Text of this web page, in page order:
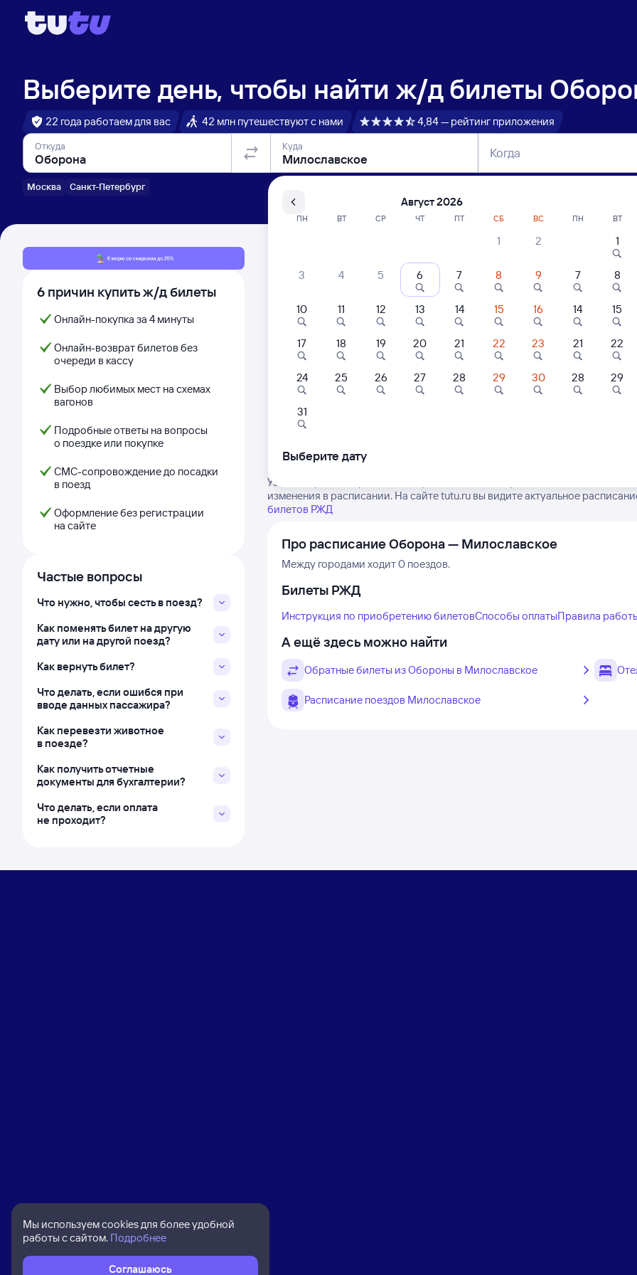
Выберите день, чтобы найти ж/д билеты
22 года работаем для вас 42 млн путешествуют с нами 4,84 — рейтинг приложения
Откуда
Москва Санкт-Петербург
Куда Когда
6 причин купить ж/д билеты
Онлайн-покупка за 4 минуты
Онлайн-возврат билетов без
очереди в кассу
Выбор любимых мест на схемах
вагонов
Подробные ответы на вопросы
о поездке или покупке
СМС-сопровождение до посадки
в поезд
Оформление без регистрации
на сайте
Частые вопросы
Что нужно, чтобы сесть в поезд?
Как поменять билет на другую
дату или на другой поезд?
Как вернуть билет?
Что делать, если ошибся при
вводе данных пассажира?
Как перевезти животное
в поезде?
Как получить отчетные
документы для бухгалтерии?
Что делать, если оплата
не проходит?
Расписание поездов Оборона —
Нет рейсов по
Узнайте время отправления и прибытия пассажирских поездов РЖД из
изменения в расписании. На сайте tutu.ru вы видите актуальное
билетов РЖД
Про расписание Оборона — Милославское
Между городами ходит 0 поездов.
Билеты РЖД
Инструкция по приобретению билетовСпособы оплатыПравила
А ещё здесь можно найти
Обратные билеты из Обороны в Милославское
Расписание поездов Милославское
Мы используем cookies для более удобной
работы с сайтом. Подробнее
Соглашаюсь
Август 2026
ПН ВТ СР ЧТ ПТ СБ ВС
1 2
3 4 5 6 7 8 9
10 11 12 13 14 15 16
17 18 19 20 21 22 23
24 25 26 27 28 29 30
31
ПН ВТ
1
7 8
14 15
21 22
28 29
Выберите дату